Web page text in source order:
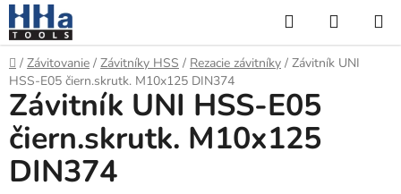
Prejsť
na
obsah
Hľadať
KOŠÍK
Domov
/ Závitovanie / Závitníky HSS / Rezacie závitníky / Závitník UNI
HSS-E05 čiern.skrutk. M10x125 DIN374
Závitník UNI HSS-E05
čiern.skrutk. M10x125
DIN374